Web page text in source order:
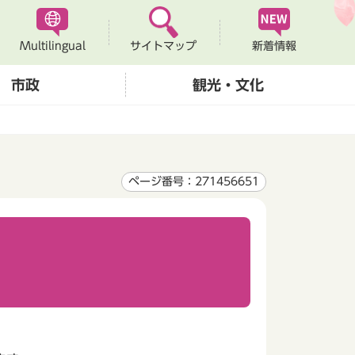
Multilingual サイトマップ 新着情報
市政 観光・文化
ページ番号：271456651